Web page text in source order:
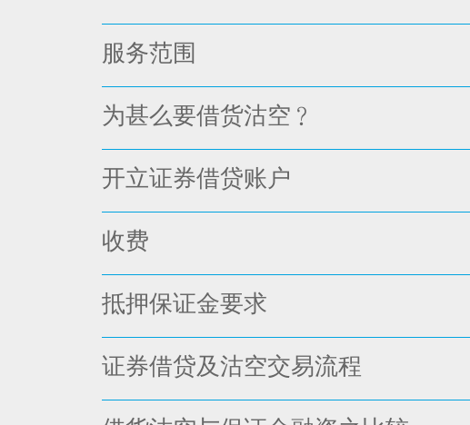
服务范围
为甚么要借货沽空﹖
开立证券借贷账户
收费
抵押保证金要求
证券借贷及沽空交易流程